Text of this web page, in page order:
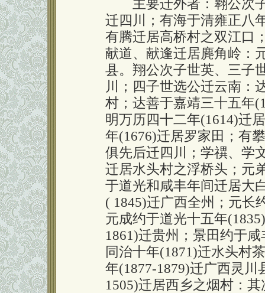
主要迁外者：翱公次子
迁四川；有海于清雍正八
有腾迁居高桥村之双江口
献道、献逢迁居麂角岭：
县。翔公次子世英、三子
川；四子世选公迁云南：
村；达善于嘉靖三十五年
明万历四十二年(1614)迁
年(1676)迁居罗家田；有
俱先后迁四川；学禩、学
迁居水头村之浮桥头；元
于道光和咸丰年间迁居大
( 1845)迁广西全州；元长
元成约于道光十五年
1861)迁贵州；景田约于
同治十年(1871)迁水头村
年(1877-1879)迁广西灵
1505)迁居西乡之烟村：